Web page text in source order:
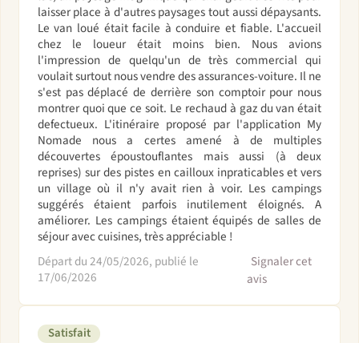
laisser place à d'autres paysages tout aussi dépaysants.
Le van loué était facile à conduire et fiable. L'accueil
chez le loueur était moins bien. Nous avions
l'impression de quelqu'un de très commercial qui
voulait surtout nous vendre des assurances-voiture. Il ne
s'est pas déplacé de derrière son comptoir pour nous
montrer quoi que ce soit. Le rechaud à gaz du van était
defectueux. L'itinéraire proposé par l'application My
Nomade nous a certes amené à de multiples
découvertes époustouflantes mais aussi (à deux
reprises) sur des pistes en cailloux inpraticables et vers
un village où il n'y avait rien à voir. Les campings
suggérés étaient parfois inutilement éloignés. A
améliorer. Les campings étaient équipés de salles de
séjour avec cuisines, très appréciable !
Départ du 24/05/2026, publié le
17/06/2026
Signaler cet
avis
Satisfait